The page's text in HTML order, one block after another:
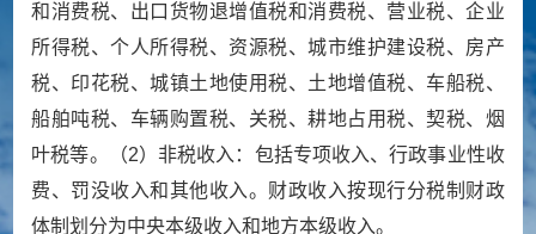
和消费税、出口货物退增值税和消费税、营业税、企业
所得税、个人所得税、资源税、城市维护建设税、房产
税、印花税、城镇土地使用税、土地增值税、车船税、
船舶吨税、车辆购置税、关税、耕地占用税、契税、烟
叶税等。（2）非税收入：包括专项收入、行政事业性收
费、罚没收入和其他收入。财政收入按现行分税制财政
体制划分为中央本级收入和地方本级收入。